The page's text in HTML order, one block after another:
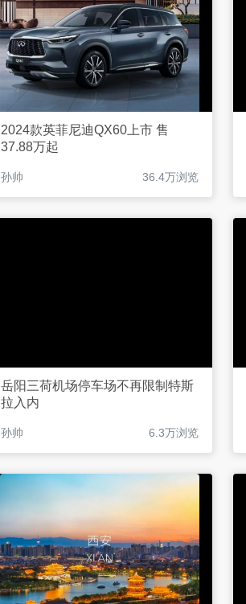
2024款英菲尼迪QX60上市 售
37.88万起
孙帅 36.4万浏览
岳阳三荷机场停车场不再限制特斯
拉入内
孙帅 6.3万浏览